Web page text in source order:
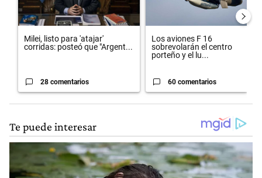
Milei, listo para 'atajar'
corridas: posteó que "Argent...
28 comentarios
Los aviones F 16
sobrevolarán el centro
porteño y el lu...
60 comentarios